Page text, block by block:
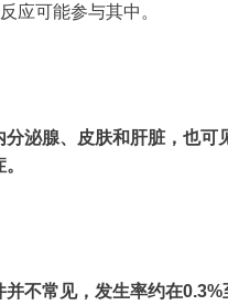
应可能参与其中。
泌腺、皮肤和肝脏，也可
不常见，发生率约在0.3%